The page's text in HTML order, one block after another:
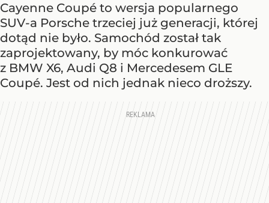
Cayenne Coupé to wersja popularnego
SUV-a Porsche trzeciej już generacji, której
dotąd nie było. Samochód został tak
zaprojektowany, by móc konkurować
z BMW X6, Audi Q8 i Mercedesem GLE
Coupé. Jest od nich jednak nieco droższy.